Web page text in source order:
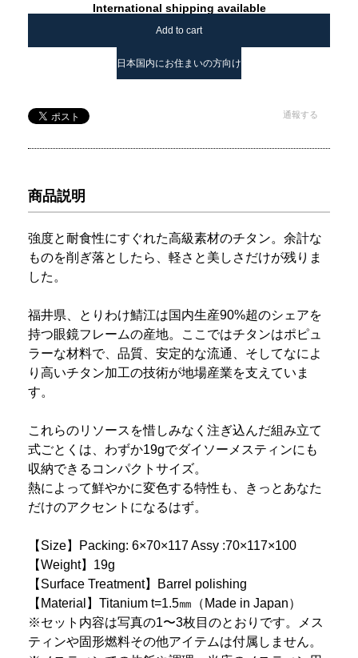
International shipping available
Add to cart
日本国内にお住まいの方向け
通報する
商品説明
強度と耐食性にすぐれた高級素材のチタン。余計な
ものを削ぎ落としたら、軽さと美しさだけが残りま
した。
福井県、とりわけ鯖江は国内生産90%超のシェアを
持つ眼鏡フレームの産地。ここではチタンはポピュ
ラーな材料で、品質、安定的な流通、そしてなによ
り高いチタン加工の技術が地場産業を支えていま
す。
これらのリソースを惜しみなく注ぎ込んだ組み立て
式ごとくは、わずか19gでダイソーメスティンにも
収納できるコンパクトサイズ。
熱によって鮮やかに変色する特性も、きっとあなた
だけのアクセントになるはず。
【Size】Packing: 6×70×117 Assy :70×117×100
【Weight】19g
【Surface Treatment】Barrel polishing
【Material】Titanium t=1.5㎜（Made in Japan）
※セット内容は写真の1〜3枚目のとおりです。メス
ティンや固形燃料その他アイテムは付属しません。